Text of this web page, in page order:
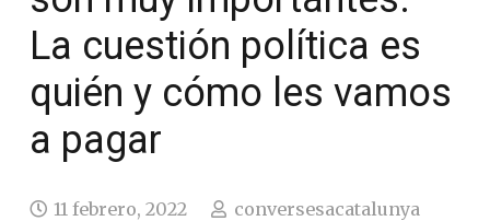
La cuestión política es
quién y cómo les vamos
a pagar
11 febrero, 2022
conversesacatalunya